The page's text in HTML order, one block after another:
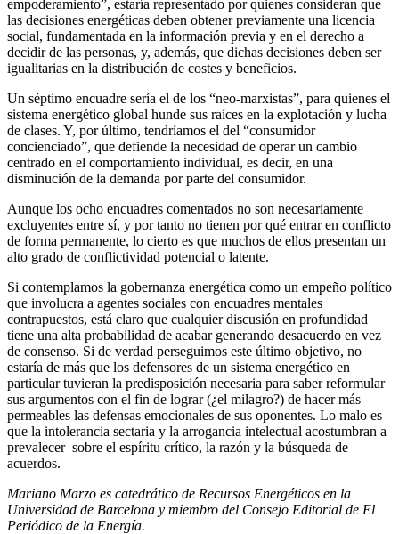
empoderamiento”, estaría representado por quienes consideran que
las decisiones energéticas deben obtener previamente una licencia
social, fundamentada en la información previa y en el derecho a
decidir de las personas, y, además, que dichas decisiones deben ser
igualitarias en la distribución de costes y beneficios.
Un séptimo encuadre sería el de los “neo-marxistas”, para quienes el
sistema energético global hunde sus raíces en la explotación y lucha
de clases. Y, por último, tendríamos el del “consumidor
concienciado”, que defiende la necesidad de operar un cambio
centrado en el comportamiento individual, es decir, en una
disminución de la demanda por parte del consumidor.
Aunque los ocho encuadres comentados no son necesariamente
excluyentes entre sí, y por tanto no tienen por qué entrar en conflicto
de forma permanente, lo cierto es que muchos de ellos presentan un
alto grado de conflictividad potencial o latente.
Si contemplamos la gobernanza energética como un empeño político
que involucra a agentes sociales con encuadres mentales
contrapuestos, está claro que cualquier discusión en profundidad
tiene una alta probabilidad de acabar generando desacuerdo en vez
de consenso. Si de verdad perseguimos este último objetivo, no
estaría de más que los defensores de un sistema energético en
particular tuvieran la predisposición necesaria para saber reformular
sus argumentos con el fin de lograr (¿el milagro?) de hacer más
permeables las defensas emocionales de sus oponentes. Lo malo es
que la intolerancia sectaria y la arrogancia intelectual acostumbran a
prevalecer sobre el espíritu crítico, la razón y la búsqueda de
acuerdos.
Mariano Marzo es catedrático de Recursos Energéticos en la
Universidad de Barcelona y miembro del Consejo Editorial de El
Periódico de la Energía.